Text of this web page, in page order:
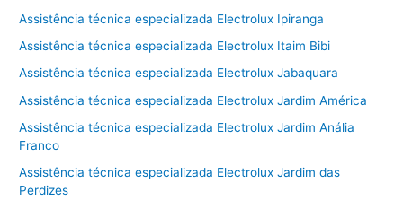
Assistência técnica especializada Electrolux Ipiranga
Assistência técnica especializada Electrolux Itaim Bibi
Assistência técnica especializada Electrolux Jabaquara
Assistência técnica especializada Electrolux Jardim América
Assistência técnica especializada Electrolux Jardim Anália
Franco
Assistência técnica especializada Electrolux Jardim das
Perdizes